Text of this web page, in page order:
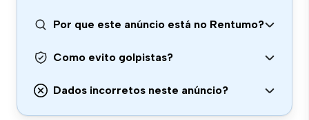
Por que este anúncio está no Rentumo?
Como evito golpistas?
Dados incorretos neste anúncio?